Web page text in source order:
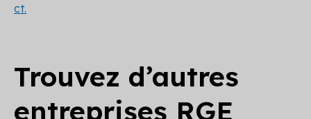
ct.
Trouvez d’autres
entreprises RGE